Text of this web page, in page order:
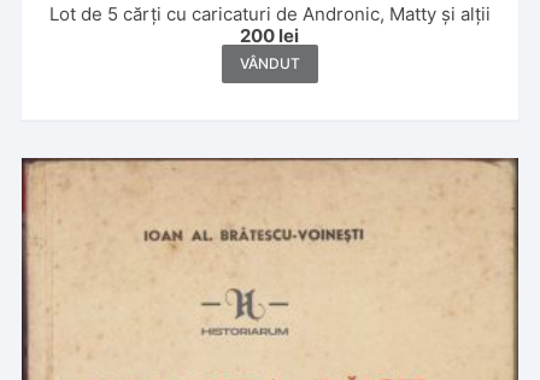
Lot de 5 cărți cu caricaturi de Andronic, Matty și alții
200 lei
VÂNDUT